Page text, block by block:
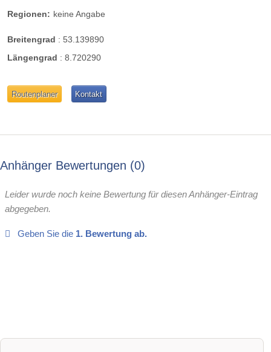
Regionen: keine Angabe
Breitengrad : 53.139890
Längengrad : 8.720290
Routenplaner Kontakt
Anhänger Bewertungen 0
Leider wurde noch keine Bewertung für diesen Anhänger-Eintrag
abgegeben.
Geben Sie die 1. Bewertung ab.